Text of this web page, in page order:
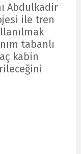
Abdulkadir
ile tren
tabanlı
kabin